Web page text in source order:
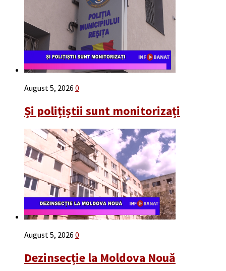
August 5, 2026 0
Și polițiștii sunt monitorizați
August 5, 2026 0
Dezinsecție la Moldova Nouă